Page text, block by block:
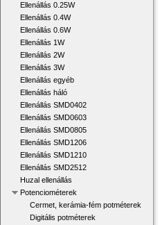
Ellenállás 0.25W
Ellenállás 0.4W
Ellenállás 0.6W
Ellenállás 1W
Ellenállás 2W
Ellenállás 3W
Ellenállás egyéb
Ellenállás háló
Ellenállás SMD0402
Ellenállás SMD0603
Ellenállás SMD0805
Ellenállás SMD1206
Ellenállás SMD1210
Ellenállás SMD2512
Huzal ellenállás
Potenciométerek
Cermet, kerámia-fém potméterek
Digitális potméterek